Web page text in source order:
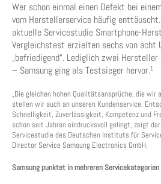
Wer schon einmal einen Defekt bei
vom Herstellerservice häufig
aktuelle Servicestudie Smartphone-
Vergleichstest erzielten sechs von acht
„befriedigend“. Lediglich zwei
– Samsung ging als Testsieger hervor.1
„Die gleichen hohen Qualitätsansprüche, die wir
stellen wir auch an unseren Kundenservice.
Schnelligkeit, Zuverlässigkeit, Kompetenz und
schon seit Jahren eindrucksvoll gelingt, zeigt
Servicestudie des Deutschen Instituts für
Director Service Samsung Electronics GmbH.
Samsung punktet in mehreren